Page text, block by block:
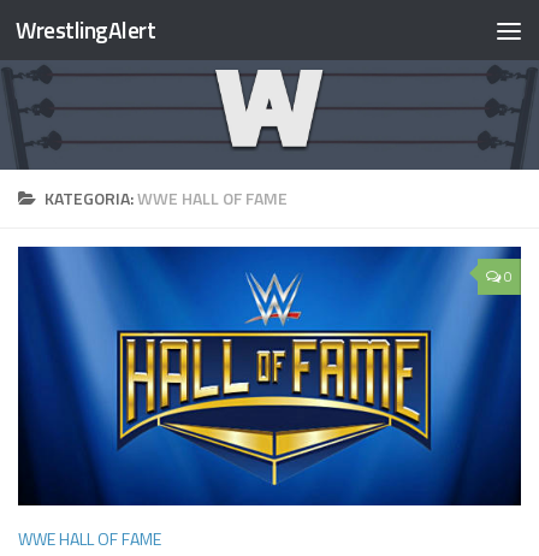
WrestlingAlert
KATEGORIA:WWE HALL OF FAME
0
WWE HALL OF FAME